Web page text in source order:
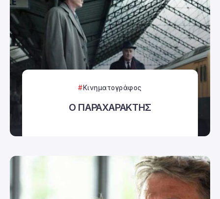
Κινηματογράφος
Ο ΠΑΡΑΧΑΡΑΚΤΗΣ